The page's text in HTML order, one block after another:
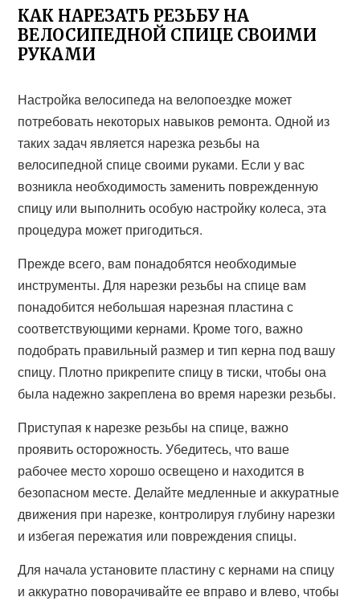
КАК НАРЕЗАТЬ РЕЗЬБУ НА
ВЕЛОСИПЕДНОЙ СПИЦЕ СВОИМИ
РУКАМИ
Настройка велосипеда на велопоездке может
потребовать некоторых навыков ремонта. Одной из
таких задач является нарезка резьбы на
велосипедной спице своими руками. Если у вас
возникла необходимость заменить поврежденную
спицу или выполнить особую настройку колеса, эта
процедура может пригодиться.
Прежде всего, вам понадобятся необходимые
инструменты. Для нарезки резьбы на спице вам
понадобится небольшая нарезная пластина с
соответствующими кернами. Кроме того, важно
подобрать правильный размер и тип керна под вашу
спицу. Плотно прикрепите спицу в тиски, чтобы она
была надежно закреплена во время нарезки резьбы.
Приступая к нарезке резьбы на спице, важно
проявить осторожность. Убедитесь, что ваше
рабочее место хорошо освещено и находится в
безопасном месте. Делайте медленные и аккуратные
движения при нарезке, контролируя глубину нарезки
и избегая пережатия или повреждения спицы.
Для начала установите пластину с кернами на спицу
и аккуратно поворачивайте ее вправо и влево, чтобы